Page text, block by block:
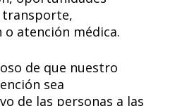
transporte,
atención médica.
de que nuestro
sea
de las personas a las